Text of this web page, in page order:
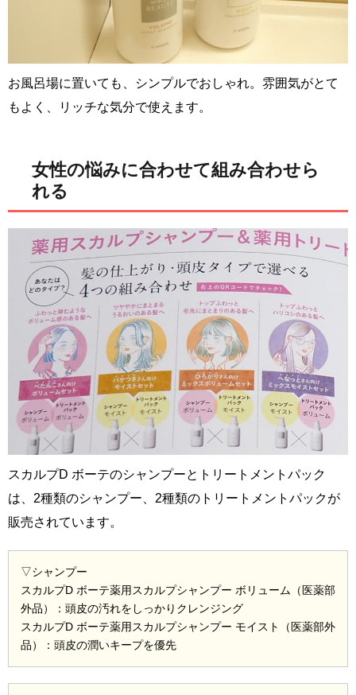
お風呂場に置いても、シンプルでおしゃれ。雰囲気がとて
もよく、リッチな気分で使えます。
女性の悩みに合わせて組み合わせら
れる
スカルプD ボーテのシャンプーとトリートメントパック
は、2種類のシャンプー、2種類のトリートメントパックが
販売されています。
▽シャンプー
スカルプD ボーテ薬用スカルプシャンプー ボリューム（医薬部
外品）：頭皮の汚れをしっかりクレンジング
スカルプD ボーテ薬用スカルプシャンプー モイスト（医薬部外
品）：頭皮の潤いキープを優先